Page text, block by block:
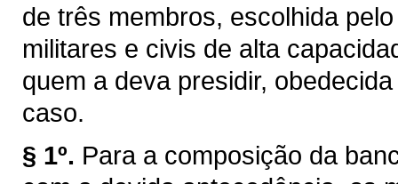
de três membros, escolhida
militares e civis de alta
quem a deva presidir,
caso.
§ 1º. Para a composição da